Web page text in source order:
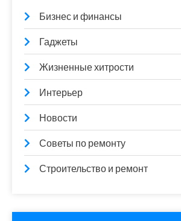
Бизнес и финансы
Гаджеты
Жизненные хитрости
Интерьер
Новости
Советы по ремонту
Строительство и ремонт